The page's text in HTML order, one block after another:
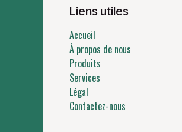
Liens utiles
Accueil
À propos de nous
Produits
Services
Légal
Contactez-nous